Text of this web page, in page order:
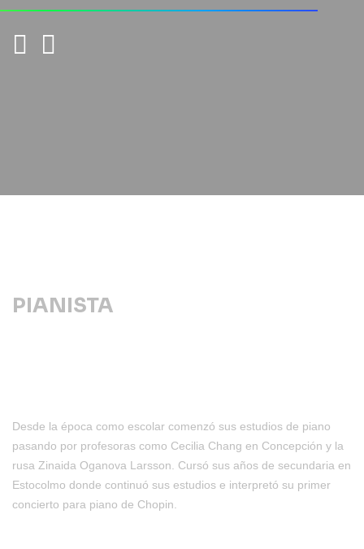
PIANISTA
Desde la época como escolar comenzó sus estudios de piano
pasando por profesoras como Cecilia Chang en Concepción y la
rusa Zinaida Oganova Larsson. Cursó sus años de secundaria en
Estocolmo donde continuó sus estudios e interpretó su primer
concierto para piano de Chopin.